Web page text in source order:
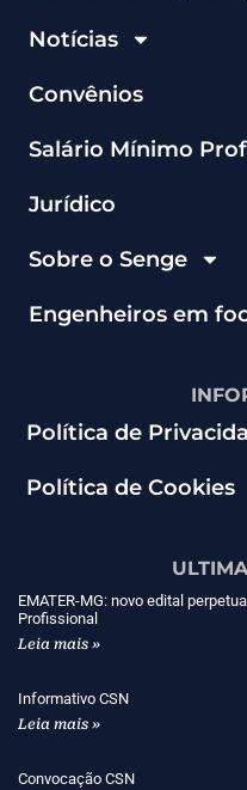
Notícias
Convênios
Salário Mínimo
Jurídico
Sobre o Senge
Engenheiros em
Política de
Política de Cookies
EMATER-MG: novo edital
Profissional
Leia mais »
Informativo CSN
Leia mais »
Convocação CSN